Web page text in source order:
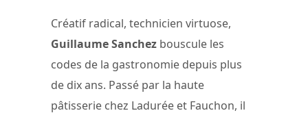
Créatif radical, technicien virtuose,
Guillaume Sanchez bouscule les
codes de la gastronomie depuis plus
de dix ans. Passé par la haute
pâtisserie chez Ladurée et Fauchon, il